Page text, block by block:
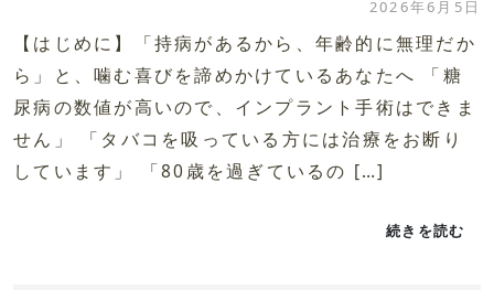
2026年6月5日
【はじめに】「持病があるから、年齢的に無理だか
ら」と、噛む喜びを諦めかけているあなたへ 「糖
尿病の数値が高いので、インプラント手術はできま
せん」 「タバコを吸っている方には治療をお断り
しています」 「80歳を過ぎているの […]
続きを読む